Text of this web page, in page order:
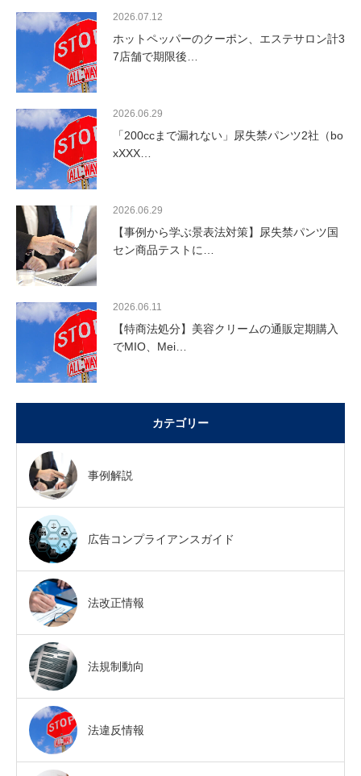
2026.07.12
ホットペッパーのクーポン、エステサロン計3
7店舗で期限後…
2026.06.29
「200ccまで漏れない」尿失禁パンツ2社（bo
xXXX…
2026.06.29
【事例から学ぶ景表法対策】尿失禁パンツ国
セン商品テストに…
2026.06.11
【特商法処分】美容クリームの通販定期購入
でMIO、Mei…
カテゴリー
事例解説
広告コンプライアンスガイド
法改正情報
法規制動向
法違反情報